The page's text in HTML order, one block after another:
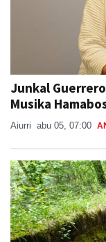
Junkal
Musika
Aiurri abu 05, 07:00